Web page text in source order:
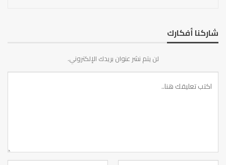
شاركنا أفكارك
لن يتم نشر عنوان بريدك الإلكتروني.